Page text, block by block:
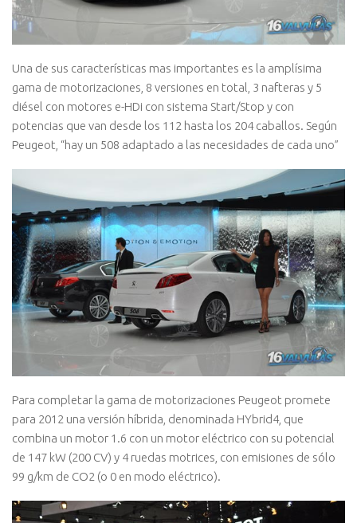
Una de sus características mas importantes es la amplísima
gama de motorizaciones, 8 versiones en total, 3 nafteras y 5
diésel con motores e-HDi con sistema Start/Stop y con
potencias que van desde los 112 hasta los 204 caballos. Según
Peugeot, “hay un 508 adaptado a las necesidades de cada uno”
Para completar la gama de motorizaciones Peugeot promete
para 2012 una versión híbrida, denominada HYbrid4, que
combina un motor 1.6 con un motor eléctrico con su potencial
de 147 kW (200 CV) y 4 ruedas motrices, con emisiones de sólo
99 g/km de CO2 (o 0 en modo eléctrico).